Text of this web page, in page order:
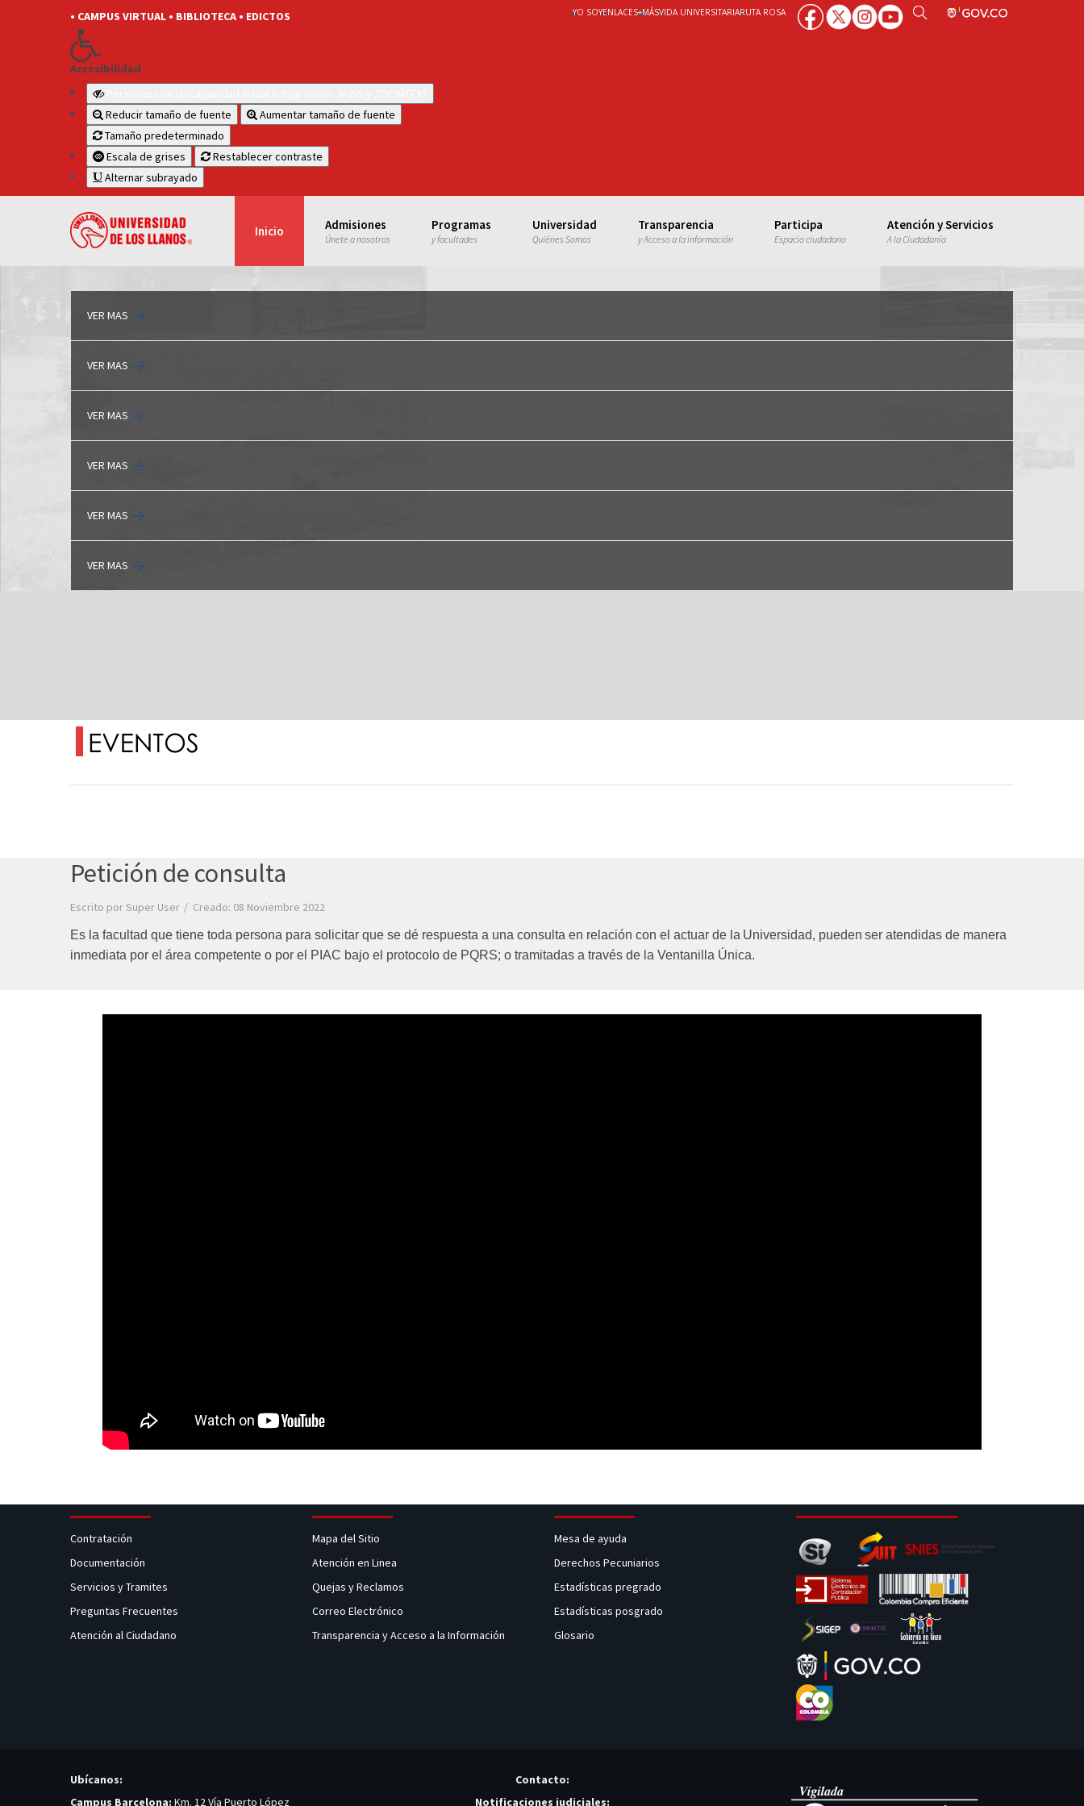
• CAMPUS VIRTUAL • BIBLIOTECA • EDICTOS
Accesibilidad
Reducir tamaño de fuente
Aumentar tamaño de fuente
Tamaño predeterminado
Escala de grises
Restablecer contraste
Alternar subrayado
YO SOYENLACES+MÁSVIDA UNIVERSITARIARUTA ROSA
Inicio Admisiones
Únete a nosotros
Programas
y facultades
Universidad
Quiénes Somos
Transparencia
y Acceso a la información
Participa
Espacio ciudadano
Atención y Servicios
A la Ciudadanía
VER MAS
VER MAS
VER MAS
VER MAS
VER MAS
VER MAS
Petición de consulta
Escrito porSuper User Creado: 08 Noviembre 2022
Es la facultad que tiene toda persona para solicitar que se dé respuesta a una consulta en relación con el actuar de la Universidad, pueden ser atendidas de manera
inmediata por el área competente o por el PIAC bajo el protocolo de PQRS; o tramitadas a través de la Ventanilla Única.
Contratación
Documentación
Servicios y Tramites
Preguntas Frecuentes
Atención al Ciudadano
Mapa del Sitio
Atención en Linea
Quejas y Reclamos
Correo Electrónico
Transparencia y Acceso a la Información
Mesa de ayuda
Derechos Pecuniarios
Estadísticas pregrado
Estadísticas posgrado
Glosario
Ubícanos:
Campus Barcelona: Km. 12 Vía Puerto López
Contacto:
Notificaciones judiciales: